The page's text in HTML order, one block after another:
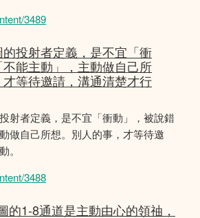
3489
投射者定義，是不宜「衝
能主動」，主動做自己所
等待邀請，溝通清楚才行
射者定義，是不宜「衝動」，被說錯
做自己所想。別人的事，才等待邀
。
3488
的1-8通道是主動由心的領䄂，